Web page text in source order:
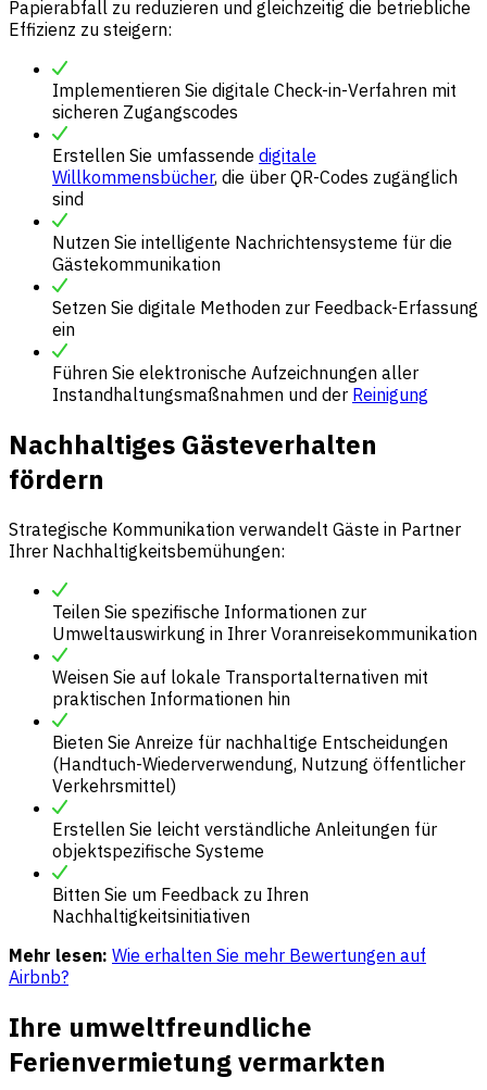
Papierabfall zu reduzieren und gleichzeitig die betriebliche
Effizienz zu steigern:
Implementieren Sie digitale Check-in-Verfahren mit
sicheren Zugangscodes
Erstellen Sie umfassende digitale
Willkommensbücher, die über QR-Codes zugänglich
sind
Nutzen Sie intelligente Nachrichtensysteme für die
Gästekommunikation
Setzen Sie digitale Methoden zur Feedback-Erfassung
ein
Führen Sie elektronische Aufzeichnungen aller
Instandhaltungsmaßnahmen und der Reinigung
Nachhaltiges Gästeverhalten
fördern
Strategische Kommunikation verwandelt Gäste in Partner
Ihrer Nachhaltigkeitsbemühungen:
Teilen Sie spezifische Informationen zur
Umweltauswirkung in Ihrer Voranreisekommunikation
Weisen Sie auf lokale Transportalternativen mit
praktischen Informationen hin
Bieten Sie Anreize für nachhaltige Entscheidungen
(Handtuch-Wiederverwendung, Nutzung öffentlicher
Verkehrsmittel)
Erstellen Sie leicht verständliche Anleitungen für
objektspezifische Systeme
Bitten Sie um Feedback zu Ihren
Nachhaltigkeitsinitiativen
Mehr lesen: Wie erhalten Sie mehr Bewertungen auf
Airbnb?
Ihre umweltfreundliche
Ferienvermietung vermarkten